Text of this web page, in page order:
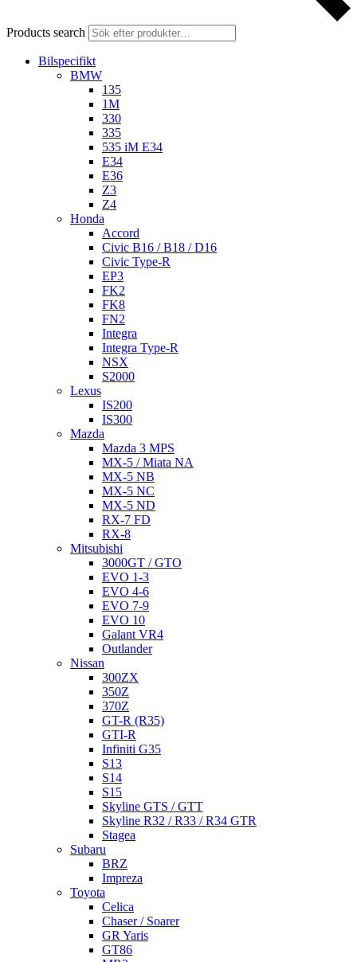
Products search
Bilspecifikt
BMW
135
1M
330
335
535 iM E34
E34
E36
Z3
Z4
Honda
Accord
Civic B16 / B18 / D16
Civic Type-R
EP3
FK2
FK8
FN2
Integra
Integra Type-R
NSX
S2000
Lexus
IS200
IS300
Mazda
Mazda 3 MPS
MX-5 / Miata NA
MX-5 NB
MX-5 NC
MX-5 ND
RX-7 FD
RX-8
Mitsubishi
3000GT / GTO
EVO 1-3
EVO 4-6
EVO 7-9
EVO 10
Galant VR4
Outlander
Nissan
300ZX
350Z
370Z
GT-R (R35)
GTI-R
Infiniti G35
S13
S14
S15
Skyline GTS / GTT
Skyline R32 / R33 / R34 GTR
Stagea
Subaru
BRZ
Impreza
Toyota
Celica
Chaser / Soarer
GR Yaris
GT86